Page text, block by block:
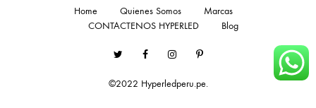
©2022 Hyperledperu.pe.
Home Quienes Somos
Marcas
CONTACTENOS HYPERLED
Blog
TwitterFacebookInstagramPinterest